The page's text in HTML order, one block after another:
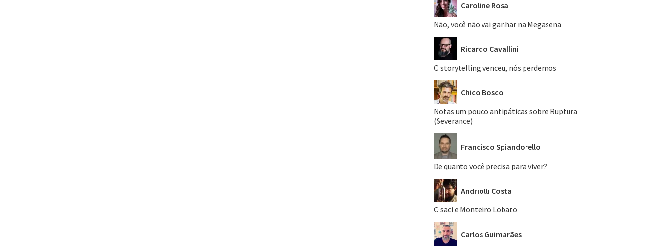
Caroline Rosa
Não, você não vai ganhar na Megasena
Ricardo Cavallini
O storytelling venceu, nós perdemos
Chico Bosco
Notas um pouco antipáticas sobre Ruptura
(Severance)
Francisco Spiandorello
De quanto você precisa para viver?
Andriolli Costa
O saci e Monteiro Lobato
Carlos Guimarães